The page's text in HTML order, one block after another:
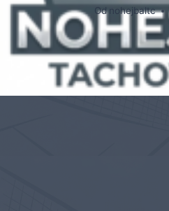
Od nohejbaltc